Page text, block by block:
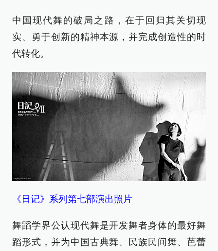
中国现代舞的破局之路，在于回归其关切现
实、勇于创新的精神本源，并完成创造性的时
代转化。
《日记》系列第七部演出照片
舞蹈学界公认现代舞是开发舞者身体的最好舞
蹈形式，并为中国古典舞、民族民间舞、芭蕾